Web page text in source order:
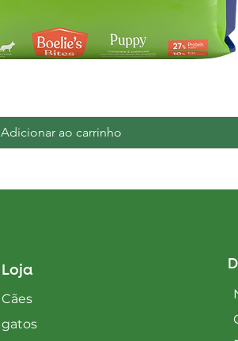
Adicionar ao carrinho
Loja
Cães
gatos